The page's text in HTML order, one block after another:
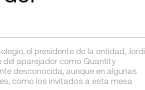
el presidente de la entidad, Jordi
del aparejador como Quantity
desconocida, aunque en algunas
como los invitados a esta mesa